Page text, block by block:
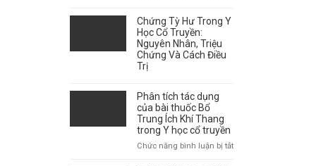
bùng
Chứng Tỳ Hư Trong Y
Học Cổ Truyền:
Nguyên Nhân, Triệu
Chứng Và Cách Điều
Trị
Phân tích tác dụng
của bài thuốc Bổ
Trung Ích Khí Thang
trong Y học cổ truyền
Chức năng bình luận bị tắtở